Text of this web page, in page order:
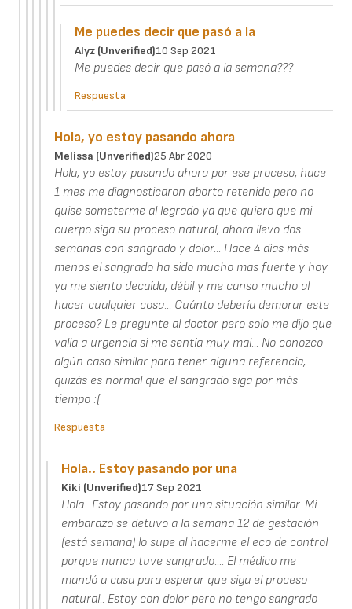
Me puedes decir que pasó a la
Alyz (unverified)10 Sep 2021
Me puedes decir que pasó a la semana???
Respuesta
Hola, yo estoy pasando ahora
Melissa (unverified)25 Abr 2020
Hola, yo estoy pasando ahora por ese proceso, hace
1 mes me diagnosticaron aborto retenido pero no
quise someterme al legrado ya que quiero que mi
cuerpo siga su proceso natural, ahora llevo dos
semanas con sangrado y dolor... Hace 4 días más
menos el sangrado ha sido mucho mas fuerte y hoy
ya me siento decaída, débil y me canso mucho al
hacer cualquier cosa... Cuánto debería demorar este
proceso? Le pregunte al doctor pero solo me dijo que
valla a urgencia si me sentía muy mal... No conozco
algún caso similar para tener alguna referencia,
quizás es normal que el sangrado siga por más
tiempo :(
Respuesta
Hola.. Estoy pasando por una
Kiki (unverified)17 Sep 2021
Hola.. Estoy pasando por una situación similar. Mi
embarazo se detuvo a la semana 12 de gestación
(está semana) lo supe al hacerme el eco de control
porque nunca tuve sangrado.... El médico me
mandó a casa para esperar que siga el proceso
natural.. Estoy con dolor pero no tengo sangrado